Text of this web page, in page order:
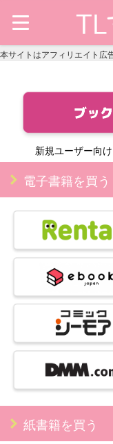
本サイトはアフィリエイト広
新規ユーザー向け
電子書籍を買う
紙書籍を買う